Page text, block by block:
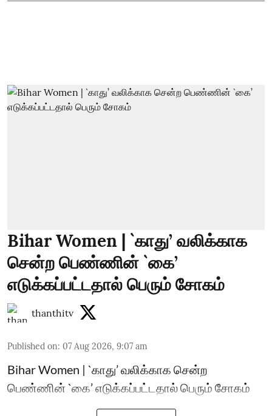
Bihar Women | `காது’ வலிக்காக
சென்ற பெண்ணின் `கை’
எடுக்கப்பட்டதால் பெரும் சோகம்
thanthitv
Published on: 07 Aug 2026, 9:07 am
Bihar Women | `காது’ வலிக்காக சென்ற
பெண்ணின் `கை’ எடுக்கப்பட்டதால் பெரும் சோகம்